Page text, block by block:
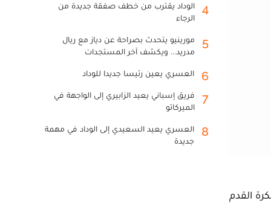
القدم
4
الوداد يقترب من خطف صفقة جديدة من
الرجاء
5
مورينيو يتحدث بصراحة عن دياز مع ريال
مدريد... ويكشف آخر المستجدات
6 العسري يعين رئيسا جديدا للوداد
7
فريق إسباني يعيد الزابيري إلى الواجهة في
الميركاتو
8
العسري يعيد السعيدي إلى الوداد في مهمة
جديدة